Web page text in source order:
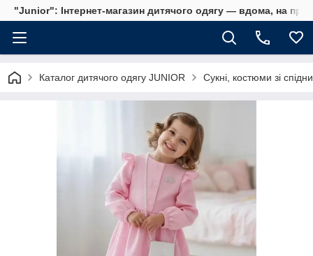
"Junior": Інтернет-магазин дитячого одягу — вдома, на
Каталог дитячого одягу JUNIOR Сукні, костюми зі